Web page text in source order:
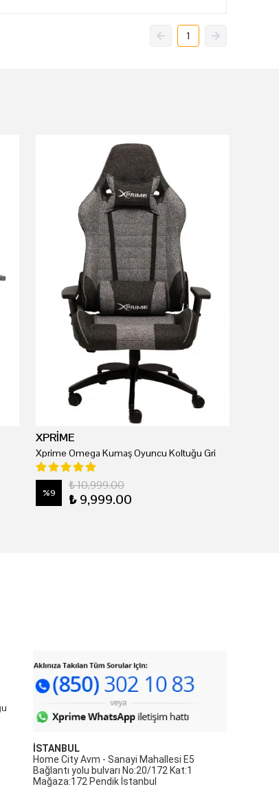
1
XPRİME
Xprime Omega Kumaş Oyuncu Koltuğu Gri
%9
₺ 10,999.00
₺ 9,999.00
İSTANBUL
Home City Avm - Sanayi Mahallesi E5
Bağlantı yolu bulvarı No:20/172 Kat:1
Mağaza:172 Pendik İstanbul